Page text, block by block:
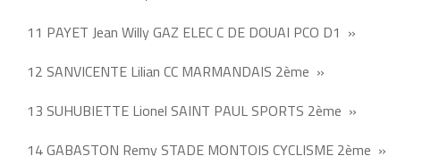
11 PAYET Jean Willy GAZ ELEC C DE DOUAI PCO D1 »
12 SANVICENTE Lilian CC MARMANDAIS 2ème »
13 SUHUBIETTE Lionel SAINT PAUL SPORTS 2ème »
14 GABASTON Remy STADE MONTOIS CYCLISME 2ème »